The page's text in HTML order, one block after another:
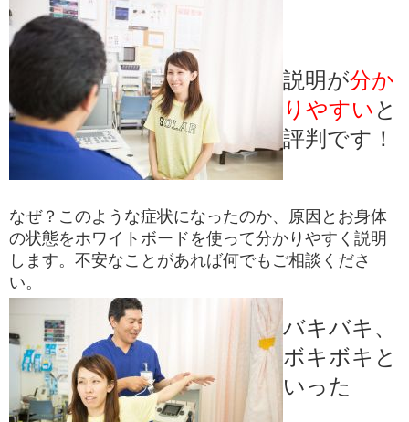
説明が分か
りやすい と
評判です！
なぜ？このような症状になったのか、原因とお身体
の状態をホワイトボードを使って分かりやすく説明
します。不安なことがあれば何でもご相談くださ
い。
バキバキ、
ボキボキと
いった